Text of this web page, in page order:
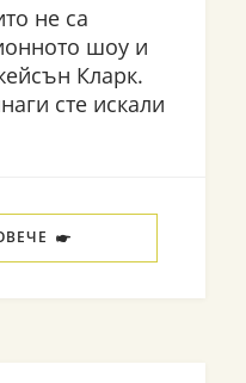
не са
шоу и
Кларк.
сте искали